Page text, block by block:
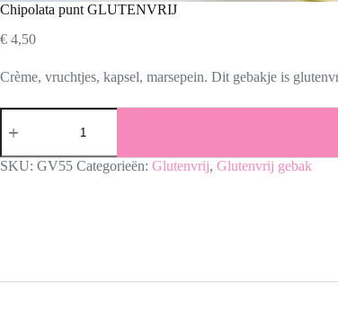
Chipolata punt GLUTENVRIJ
€ 4,50
Crème, vruchtjes, kapsel, marsepein. Dit gebakje is
Chipolata
punt
aantal
SKU: GV55 Categorieën: Glutenvrij, Glutenvrij gebak